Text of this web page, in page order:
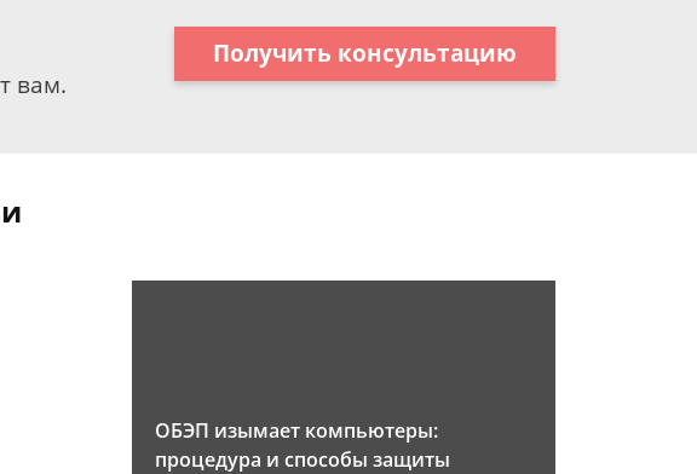
вам.
Получить консультацию
ОБЭП изымает компьютеры:
процедура и способы защиты